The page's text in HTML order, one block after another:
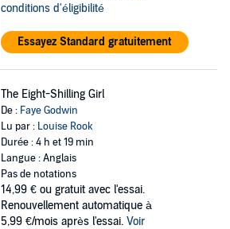
conditions d'éligibilité
Essayez Standard gratuitement
The Eight-Shilling Girl
De : Faye Godwin
Lu par : Louise Rook
Durée : 4 h et 19 min
Langue : Anglais
Pas de notations
14,99 € ou gratuit avec l'essai.
Renouvellement automatique à
5,99 €/mois après l'essai. Voir